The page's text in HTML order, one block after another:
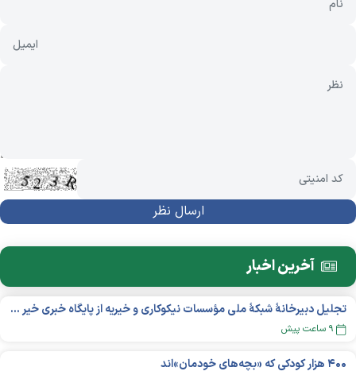
آخرین اخبار
تجلیل دبیرخانۀ شبکۀ ملی مؤسسات نیکوکاری و خیریه از پایگاه خبری خیر ایران
۹ ساعت پیش
۴۰۰ هزار کودکی که «بچه‌های خودمان»‌اند